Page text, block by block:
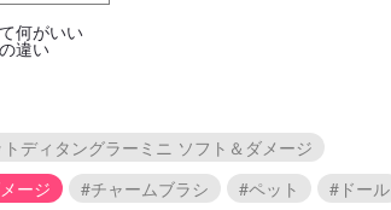
何がいい
違い
ディタングラーミニ ソフト＆ダメージ
ージ #チャームブラシ #ペット
#ドール